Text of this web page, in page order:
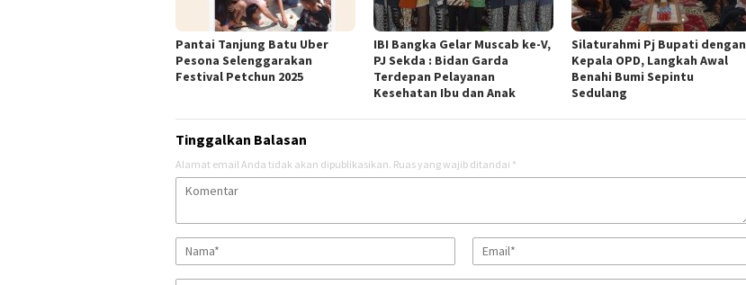
Pantai Tanjung Batu Uber
Pesona Selenggarakan
Festival Petchun 2025
IBI Bangka Gelar Muscab ke-V,
PJ Sekda : Bidan Garda
Terdepan Pelayanan
Kesehatan Ibu dan Anak
Silaturahmi Pj Bupati dengan
Kepala OPD, Langkah Awal
Benahi Bumi Sepintu
Sedulang
Tinggalkan Balasan
Alamat email Anda tidak akan dipublikasikan. Ruas yang wajib ditandai *